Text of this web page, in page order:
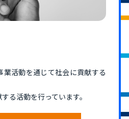
活動を通じて社会に貢献する
る活動を行っています。